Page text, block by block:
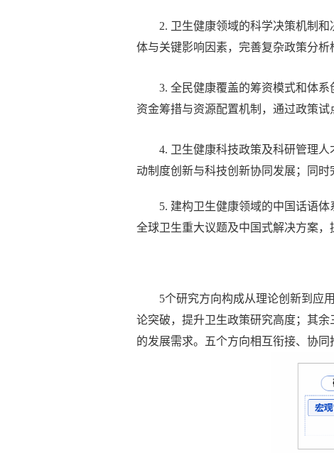
2. 卫生健康领域的科学决策机制和
体与关键影响因素，完善复杂政策分
3. 全民健康覆盖的筹资模式和体
资金筹措与资源配置机制，通过政策试
4. 卫生健康科技政策及科研管理人
动制度创新与科技创新协同发展；同
5. 建构卫生健康领域的中国话语
全球卫生重大议题及中国式解决方案
5个研究方向构成从理论创新到应
论突破，提升卫生政策研究高度；其
的发展需求。五个方向相互衔接、协同